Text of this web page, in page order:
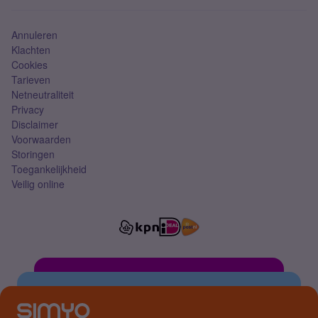
Annuleren
Klachten
Cookies
Tarieven
Netneutraliteit
Privacy
Disclaimer
Voorwaarden
Storingen
Toegankelijkheid
Veilig online